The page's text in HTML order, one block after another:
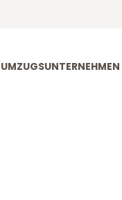
UMZUGSUNTERNEHMEN